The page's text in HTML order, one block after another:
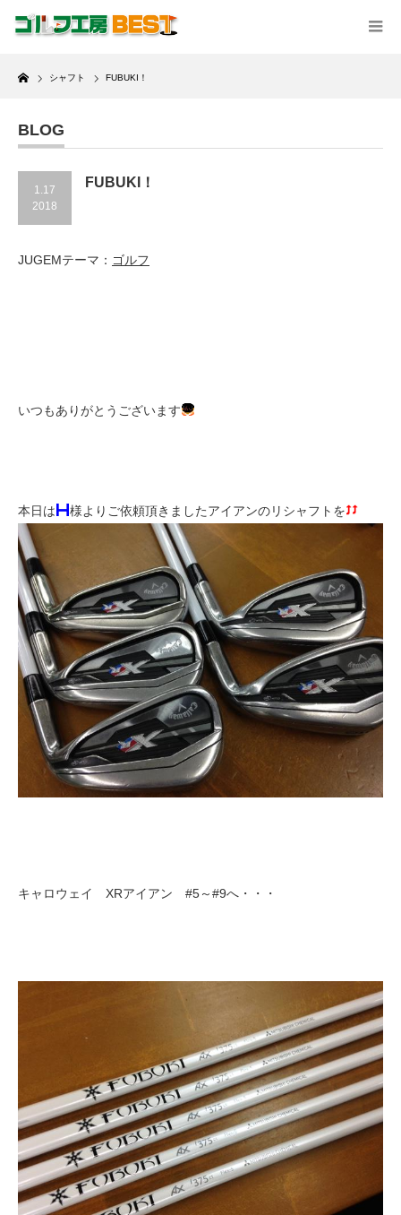
Home
シャフト FUBUKI！
BLOG
1.17
2018
FUBUKI！
JUGEMテーマ： ゴルフ
いつもありがとうございます
本日は 様よりご依頼頂きましたアイアンのリシャフトを
キャロウェイ XRアイアン #5～#9へ・・・